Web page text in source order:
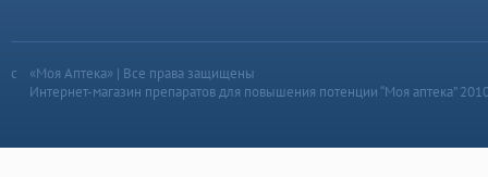
«Моя Аптека» | Все права защищены
Интернет-магазин препаратов для повышения потенции “Моя аптека”